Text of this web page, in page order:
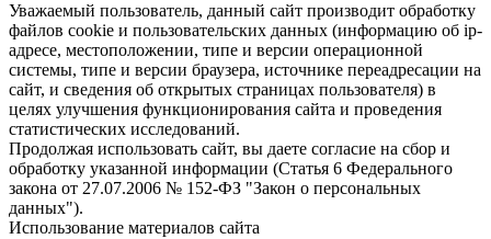
Уважаемый пользователь, данный сайт производит обработку
файлов cookie и пользовательских данных (информацию об ip-
адресе, местоположении, типе и версии операционной
системы, типе и версии браузера, источнике переадресации на
сайт, и сведения об открытых страницах пользователя) в
целях улучшения функционирования сайта и проведения
статистических исследований.
Продолжая использовать сайт, вы даете согласие на сбор и
обработку указанной информации (Статья 6 Федерального
закона от 27.07.2006 № 152-ФЗ "Закон о персональных
данных").
Использование материалов сайта